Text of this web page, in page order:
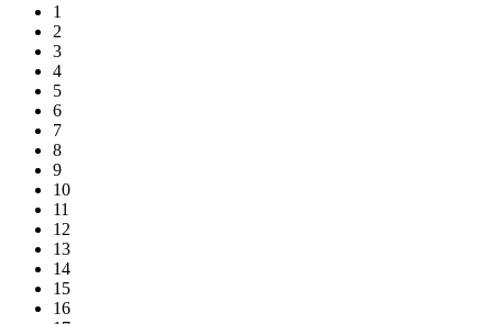
1
2
3
4
5
6
7
8
9
10
11
12
13
14
15
16